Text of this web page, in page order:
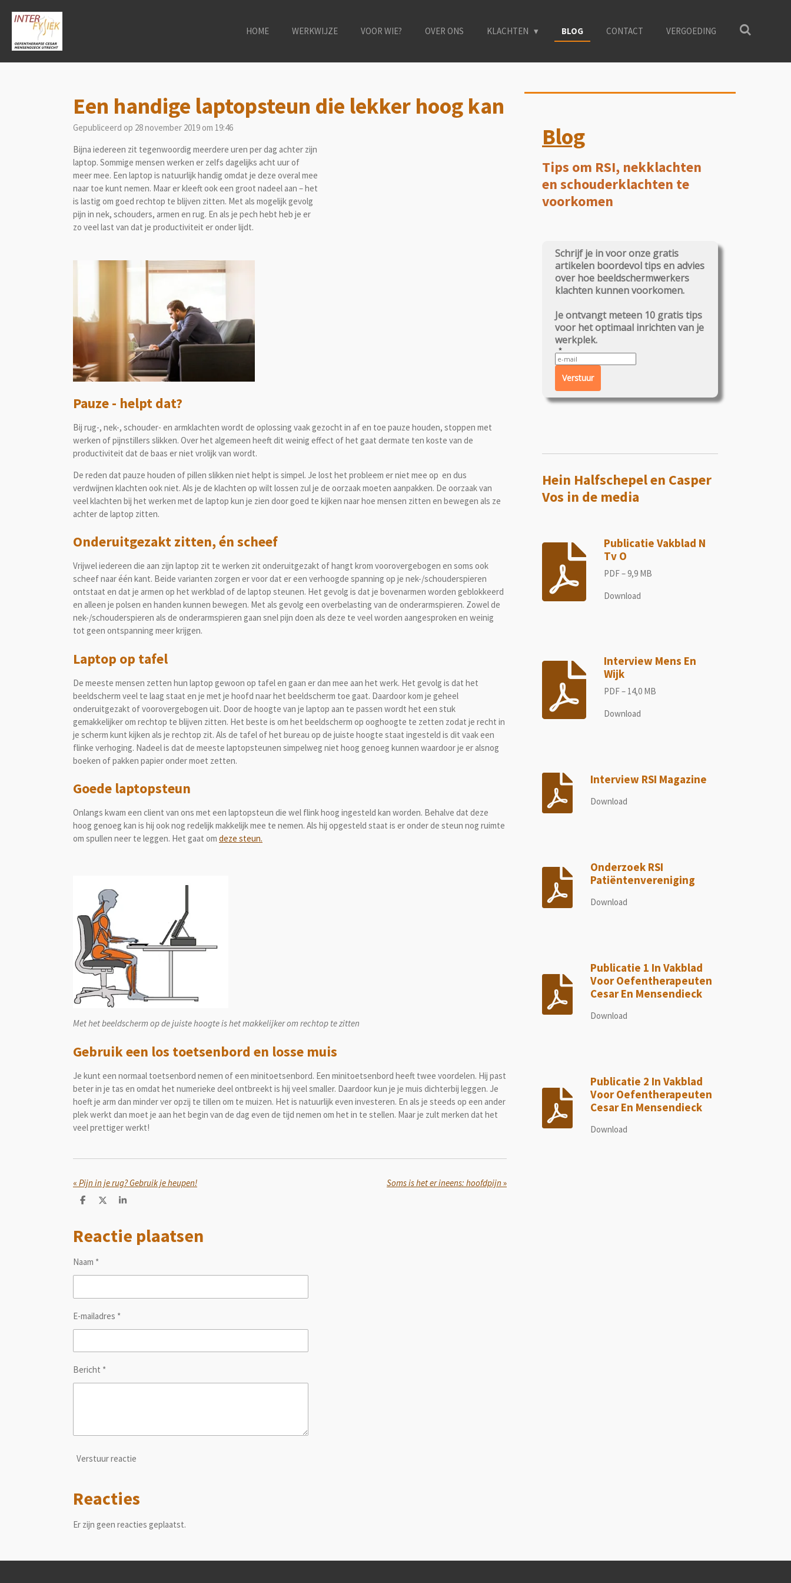
Ga
direct
de
hoofdinhoud
HOME WERKWIJZE VOOR WIE? OVER ONS KLACHTEN BLOG CONTACT VERGOEDING
Een handige laptopsteun die lekker hoog kan
Gepubliceerd op 28 november 2019 om 19:46
Bijna iedereen zit tegenwoordig meerdere uren per dag achter zijn
laptop. Sommige mensen werken er zelfs dagelijks acht uur of
meer mee. Een laptop is natuurlijk handig omdat je deze overal mee
naar toe kunt nemen. Maar er kleeft ook een groot nadeel aan – het
is lastig om goed rechtop te blijven zitten. Met als mogelijk gevolg
pijn in nek, schouders, armen en rug. En als je pech hebt heb je er
zo veel last van dat je productiviteit er onder lijdt.
Pauze - helpt dat?
Bij rug-, nek-, schouder- en armklachten wordt de oplossing vaak gezocht in af en toe pauze houden, stoppen met
werken of pijnstillers slikken. Over het algemeen heeft dit weinig effect of het gaat dermate ten koste van de
productiviteit dat de baas er niet vrolijk van wordt.
De reden dat pauze houden of pillen slikken niet helpt is simpel. Je lost het probleem er niet mee op en dus
verdwijnen klachten ook niet. Als je de klachten op wilt lossen zul je de oorzaak moeten aanpakken. De oorzaak van
veel klachten bij het werken met de laptop kun je zien door goed te kijken naar hoe mensen zitten en bewegen als ze
achter de laptop zitten.
Onderuitgezakt zitten, én scheef
Vrijwel iedereen die aan zijn laptop zit te werken zit onderuitgezakt of hangt krom voorovergebogen en soms ook
scheef naar één kant. Beide varianten zorgen er voor dat er een verhoogde spanning op je nek-/schouderspieren
ontstaat en dat je armen op het werkblad of de laptop steunen. Het gevolg is dat je bovenarmen worden geblokkeerd
en alleen je polsen en handen kunnen bewegen. Met als gevolg een overbelasting van de onderarmspieren. Zowel de
nek-/schouderspieren als de onderarmspieren gaan snel pijn doen als deze te veel worden aangesproken en weinig
tot geen ontspanning meer krijgen.
Laptop op tafel
De meeste mensen zetten hun laptop gewoon op tafel en gaan er dan mee aan het werk. Het gevolg is dat het
beeldscherm veel te laag staat en je met je hoofd naar het beeldscherm toe gaat. Daardoor kom je geheel
onderuitgezakt of voorovergebogen uit. Door de hoogte van je laptop aan te passen wordt het een stuk
gemakkelijker om rechtop te blijven zitten. Het beste is om het beeldscherm op ooghoogte te zetten zodat je recht in
je scherm kunt kijken als je rechtop zit. Als de tafel of het bureau op de juiste hoogte staat ingesteld is dit vaak een
flinke verhoging. Nadeel is dat de meeste laptopsteunen simpelweg niet hoog genoeg kunnen waardoor je er alsnog
boeken of pakken papier onder moet zetten.
Goede laptopsteun
Onlangs kwam een client van ons met een laptopsteun die wel flink hoog ingesteld kan worden. Behalve dat deze
hoog genoeg kan is hij ook nog redelijk makkelijk mee te nemen. Als hij opgesteld staat is er onder de steun nog ruimte
om spullen neer te leggen. Het gaat om deze steun.
Met het beeldscherm op de juiste hoogte is het makkelijker om rechtop te zitten
Gebruik een los toetsenbord en losse muis
Je kunt een normaal toetsenbord nemen of een minitoetsenbord. Een minitoetsenbord heeft twee voordelen. Hij past
beter in je tas en omdat het numerieke deel ontbreekt is hij veel smaller. Daardoor kun je je muis dichterbij leggen. Je
hoeft je arm dan minder ver opzij te tillen om te muizen. Het is natuurlijk even investeren. En als je steeds op een ander
plek werkt dan moet je aan het begin van de dag even de tijd nemen om het in te stellen. Maar je zult merken dat het
veel prettiger werkt!
« Pijn in je rug? Gebruik je heupen! Soms is het er ineens: hoofdpijn »
D
e
n
D
S
r
e
Reactie plaatsen
Naam *
E-mailadres *
Bericht *
Verstuur reactie
Reacties
Er zijn geen reacties geplaatst.
Blog
Tips om RSI, nekklachten
en schouderklachten te
voorkomen
Schrijf je in voor onze gratis
artikelen boordevol tips en advies
over hoe beeldschermwerkers
klachten kunnen voorkomen.
Je ontvangt meteen 10 gratis tips
voor het optimaal inrichten van je
werkplek.
Verstuur
Hein Halfschepel en Casper
Vos in de media
Publicatie Vakblad N
Tv O
PDF – 9,9 MB
Download
Interview Mens En
Wijk
PDF – 14,0 MB
Download
Interview RSI Magazine
Download
Onderzoek RSI
Patiëntenvereniging
Download
Publicatie 1 In Vakblad
Voor Oefentherapeuten
Cesar En Mensendieck
Download
Publicatie 2 In Vakblad
Voor Oefentherapeuten
Cesar En Mensendieck
Download